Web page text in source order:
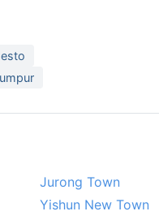
Jurong Town
Yishun New Town